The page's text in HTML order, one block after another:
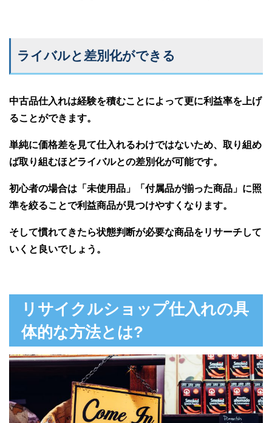
ライバルと差別化ができる
中古品仕入れは経験を積むことによって更に利益率を上げ
ることができます。
単純に価格差を見て仕入れるわけではないため、取り組め
ば取り組むほどライバルとの差別化が可能です。
初心者の場合は「未使用品」「付属品が揃った商品」に照
準を絞ることで利益商品が見つけやすくなります。
そして慣れてきたら状態判断が必要な商品をリサーチして
いくと良いでしょう。
リサイクルショップ仕入れの具
体的な方法とは?